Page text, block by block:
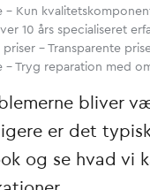
– Kun
10 års specialiseret
priser – Transparente
– Tryg reparation med
bliver
er det
og se hvad vi